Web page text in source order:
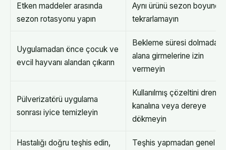
Etken maddeler arasında
sezon rotasyonu yapın
Aynı ürünü sezon boyunca
tekrarlamayın
Uygulamadan önce çocuk ve
evcil hayvanı alandan çıkarın
Bekleme süresi dolmadan
alana girmelerine izin
vermeyin
Pülverizatörü uygulama
sonrası iyice temizleyin
Kullanılmış çözeltini drenaj
kanalına veya dereye
dökmeyin
Hastalığı doğru teşhis edin,
Teşhis yapmadan genel